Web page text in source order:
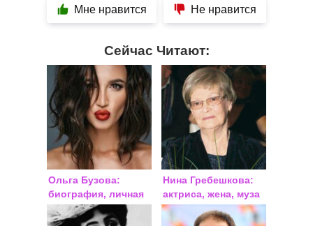
Мне нравится Не нравится
Сейчас Читают:
Ольга Бузова:
биография, личная
жизнь 2018, фото
Нина Гребешкова:
актриса, жена, муза